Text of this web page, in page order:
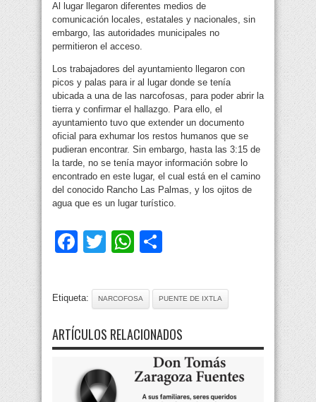
Al lugar llegaron diferentes medios de
comunicación locales, estatales y nacionales, sin
embargo, las autoridades municipales no
permitieron el acceso.
Los trabajadores del ayuntamiento llegaron con
picos y palas para ir al lugar donde se tenía
ubicada a una de las narcofosas, para poder abrir la
tierra y confirmar el hallazgo. Para ello, el
ayuntamiento tuvo que extender un documento
oficial para exhumar los restos humanos que se
pudieran encontrar. Sin embargo, hasta las 3:15 de
la tarde, no se tenía mayor información sobre lo
encontrado en este lugar, el cual está en el camino
del conocido Rancho Las Palmas, y los ojitos de
agua que es un lugar turístico.
Facebook
TwitterWhatsApp
Etiqueta: NARCOFOSA PUENTE DE IXTLA
ARTÍCULOS RELACIONADOS